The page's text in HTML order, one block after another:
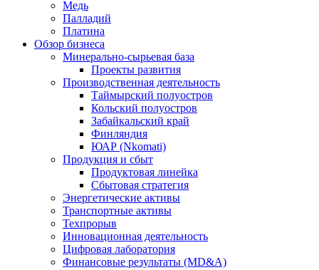
Медь
Палладий
Платина
Обзор бизнеса
Минерально-сырьевая база
Проекты развития
Производственная деятельность
Таймырский полуостров
Кольский полуостров
Забайкальский край
Финляндия
ЮАР (Nkomati)
Продукция и сбыт
Продуктовая линейка
Сбытовая стратегия
Энергетические активы
Транспортные активы
Техпрорыв
Инновационная деятельность
Цифровая лаборатория
Финансовые результаты (MD&A)